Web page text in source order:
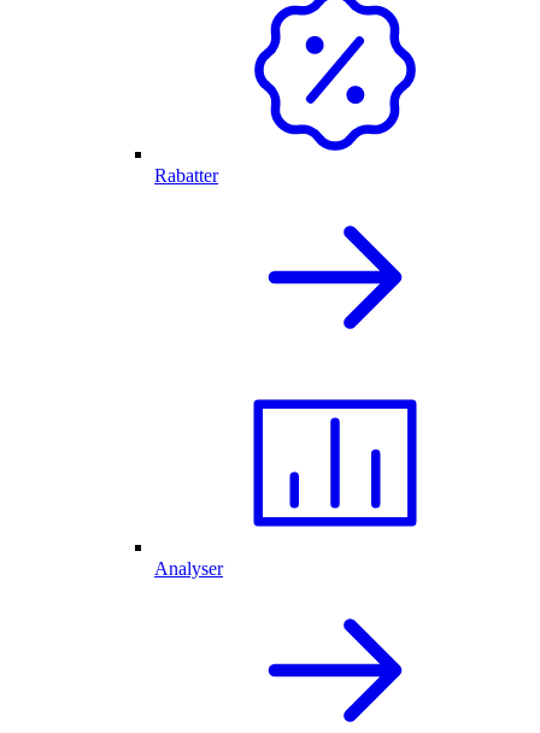
Rabatter
Analyser